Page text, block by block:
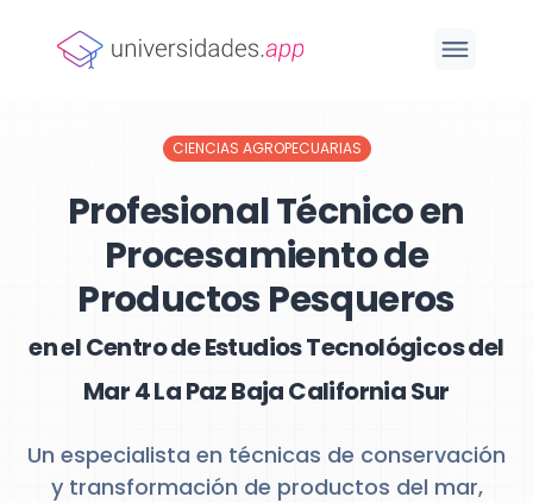
CIENCIAS AGROPECUARIAS
Profesional Técnico en
Procesamiento de
Productos Pesqueros
en el Centro de Estudios Tecnológicos del
Mar 4 La Paz Baja California Sur
Un especialista en técnicas de conservación
y transformación de productos del mar,